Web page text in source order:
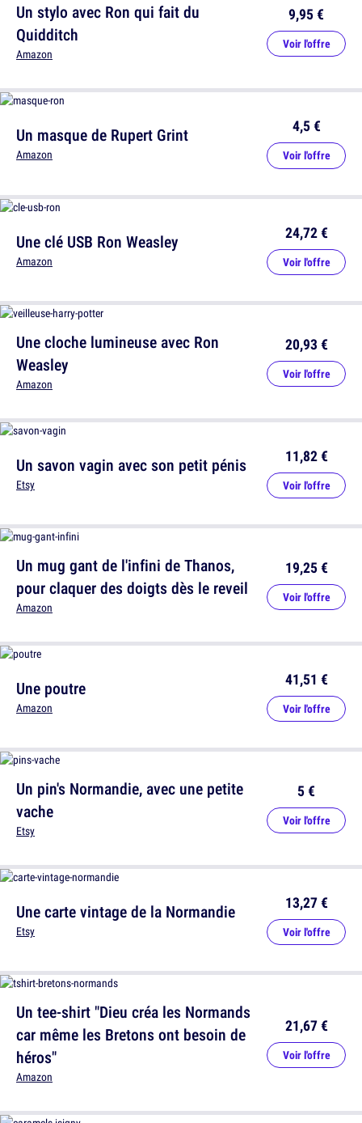
Un stylo avec Ron qui fait du
Quidditch
Amazon
9,95 €
Voir l'offre
Une clé USB Ron Weasley
Amazon
24,72 €
Voir l'offre
Un savon vagin avec son petit pénis
Etsy
11,82 €
Voir l'offre
Une poutre
Amazon
41,51 €
Voir l'offre
Une carte vintage de la Normandie
Etsy
13,27 €
Voir l'offre
Un masque de Rupert Grint
Amazon
4,5 €
Voir l'offre
Une cloche lumineuse avec Ron
Weasley
Amazon
20,93 €
Voir l'offre
Un mug gant de l'infini de Thanos,
pour claquer des doigts dès le reveil
Amazon
19,25 €
Voir l'offre
Un pin's Normandie, avec une petite
vache
Etsy
5 €
Voir l'offre
Un tee-shirt "Dieu créa les Normands
car même les Bretons ont besoin de
héros"
Amazon
21,67 €
Voir l'offre